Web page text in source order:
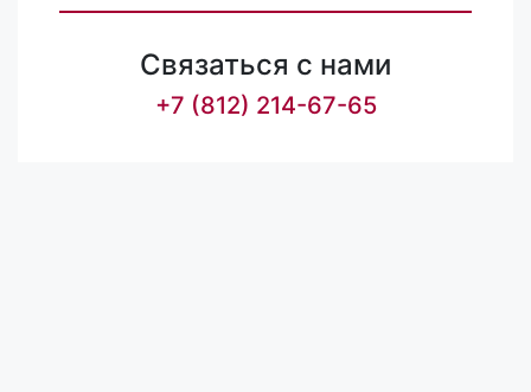
Связаться с нами
+7 (812) 214-67-65